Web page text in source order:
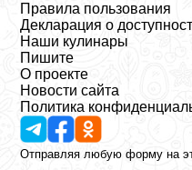
Правила пользования
Декларация о
Наши кулинары
Пишите
О проекте
Новости сайта
Политика
Отправляя любую форму на